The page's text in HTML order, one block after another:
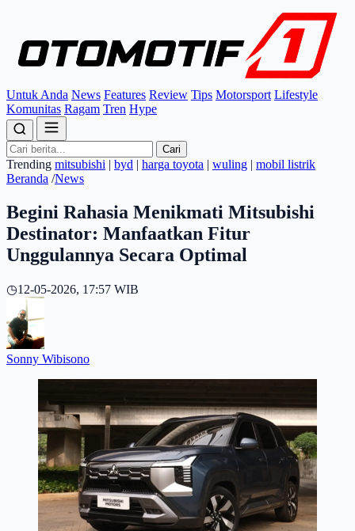
Untuk Anda News Features Review Tips Motorsport Lifestyle
Komunitas Ragam Tren Hype
Cari
Trending mitsubishi | byd | harga toyota | wuling | mobil listrik
Beranda /News
Begini Rahasia Menikmati Mitsubishi
Destinator: Manfaatkan Fitur
Unggulannya Secara Optimal
◷12-05-2026, 17:57 WIB
Sonny Wibisono